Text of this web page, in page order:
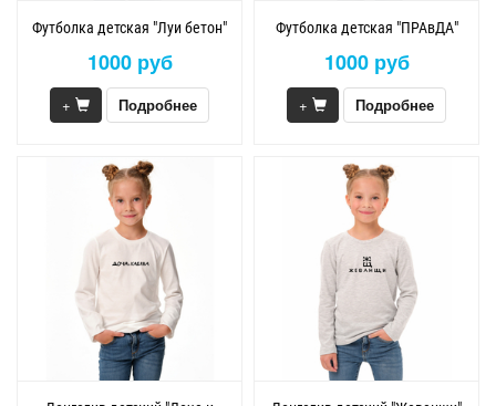
Футболка детская "Луи бетон"
1000 руб
+ Подробнее
Футболка детская "ПРАвДА"
1000 руб
+ Подробнее